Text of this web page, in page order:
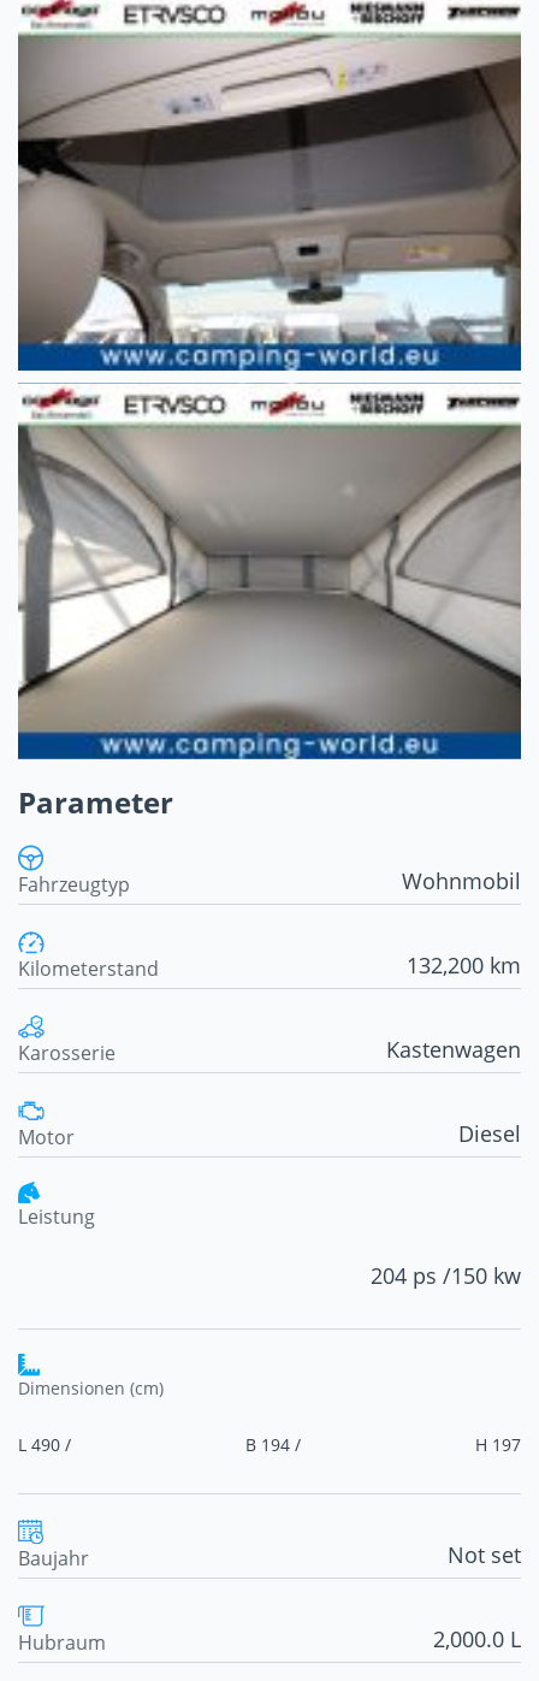
Parameter
Fahrzeugtyp Wohnmobil
Kilometerstand 132,200 km
Karosserie Kastenwagen
Motor Diesel
Leistung
204 ps /150 kw
Dimensionen (cm)
L 490 / B 194 / H 197
Baujahr Not set
Hubraum 2,000.0 L